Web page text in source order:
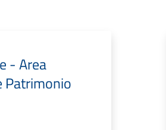
- Area
Patrimonio